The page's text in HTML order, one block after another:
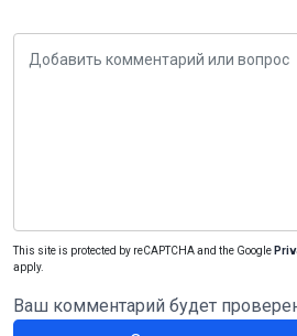
This site is protected by reCAPTCHA and the Google
apply.
Ваш комментарий будет